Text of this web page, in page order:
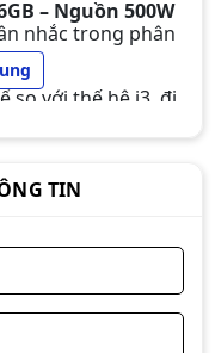
– Nguồn 500W
nhắc trong phân
so với thế hệ i3, đi
nghiệp, sinh viên
TIN
H110/ Card 1050/
256G / Nguồn 500W
Core i5-12400F |
và gaming